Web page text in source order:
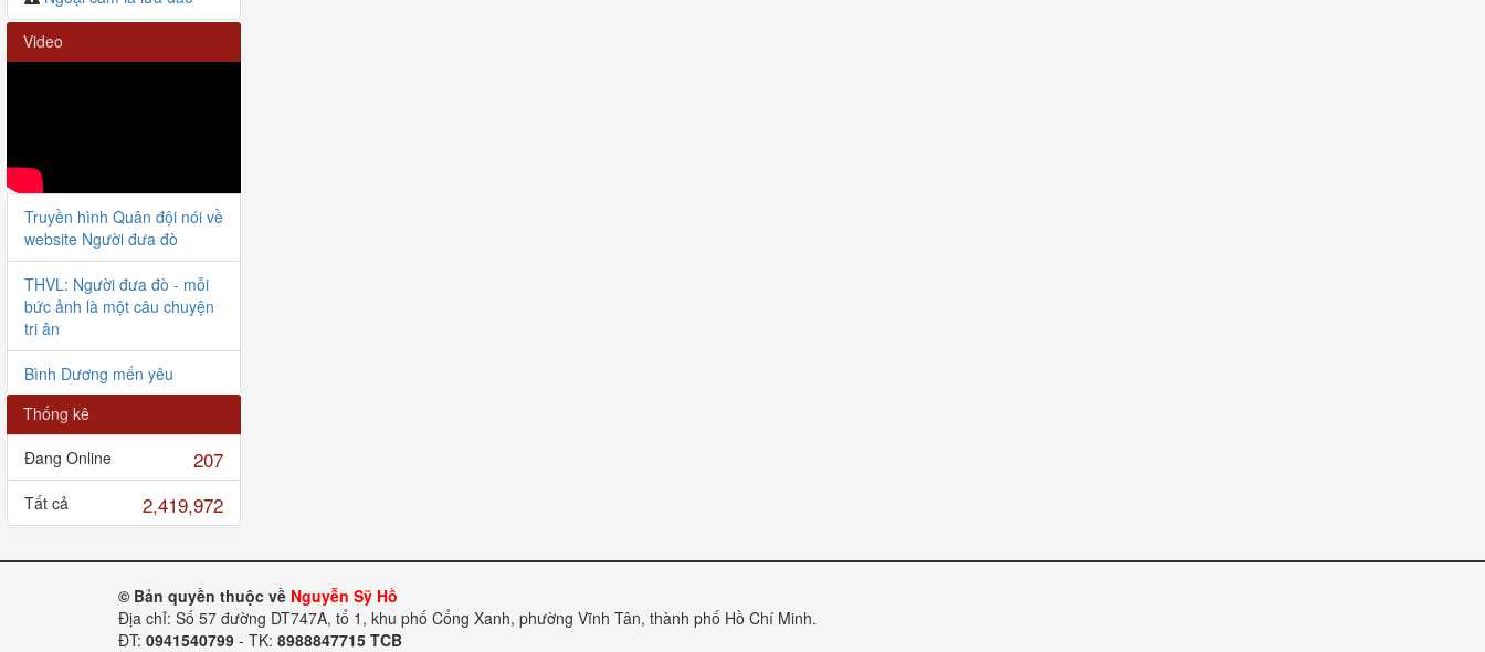
Video
Truyền hình Quân đội nói về
website Người đưa đò
THVL: Người đưa đò - mỗi
bức ảnh là một câu chuyện
tri ân
Bình Dương mến yêu
Hoa đời thường (VTV)
Người đưa đò giao lưu với
VOV
Bàn giao HCLS Lê Tiến
Bàn giao 6 HCLS tại Nghị
Thống kê
Đang Online
207
Tất cả 2,419,972
© Bản quyền thuộc về Nguyễn Sỹ Hồ
Địa chỉ: Số 57 đường DT747A, tổ 1, khu phố Cổng Xanh, phường Vĩnh Tân, thành phố Hồ Chí Minh.
ĐT: 0941540799 - TK: 8988847715 TCB